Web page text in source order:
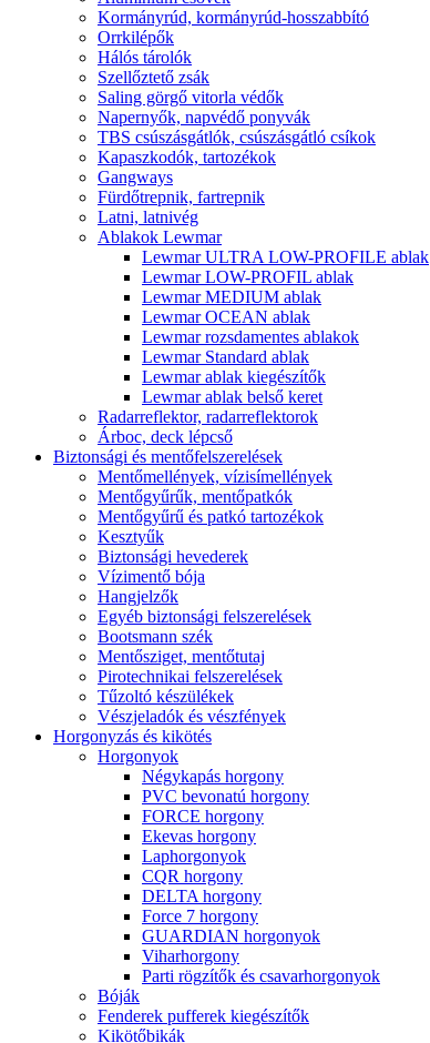
Kormányrúd, kormányrúd-hosszabbító
Orrkilépők
Hálós tárolók
Szellőztető zsák
Saling görgő vitorla védők
Napernyők, napvédő ponyvák
TBS csúszásgátlók, csúszásgátló csíkok
Kapaszkodók, tartozékok
Gangways
Fürdőtrepnik, fartrepnik
Latni, latnivég
Ablakok Lewmar
Lewmar ULTRA LOW-PROFILE ablak
Lewmar LOW-PROFIL ablak
Lewmar MEDIUM ablak
Lewmar OCEAN ablak
Lewmar rozsdamentes ablakok
Lewmar Standard ablak
Lewmar ablak kiegészítők
Lewmar ablak belső keret
Radarreflektor, radarreflektorok
Árboc, deck lépcső
Biztonsági és mentőfelszerelések
Mentőmellények, vízisímellények
Mentőgyűrűk, mentőpatkók
Mentőgyűrű és patkó tartozékok
Kesztyűk
Biztonsági hevederek
Vízimentő bója
Hangjelzők
Egyéb biztonsági felszerelések
Bootsmann szék
Mentősziget, mentőtutaj
Pirotechnikai felszerelések
Tűzoltó készülékek
Vészjeladók és vészfények
Horgonyzás és kikötés
Horgonyok
Négykapás horgony
PVC bevonatú horgony
FORCE horgony
Ekevas horgony
Laphorgonyok
CQR horgony
DELTA horgony
Force 7 horgony
GUARDIAN horgonyok
Viharhorgony
Parti rögzítők és csavarhorgonyok
Bóják
Fenderek pufferek kiegészítők
Kikötőbikák